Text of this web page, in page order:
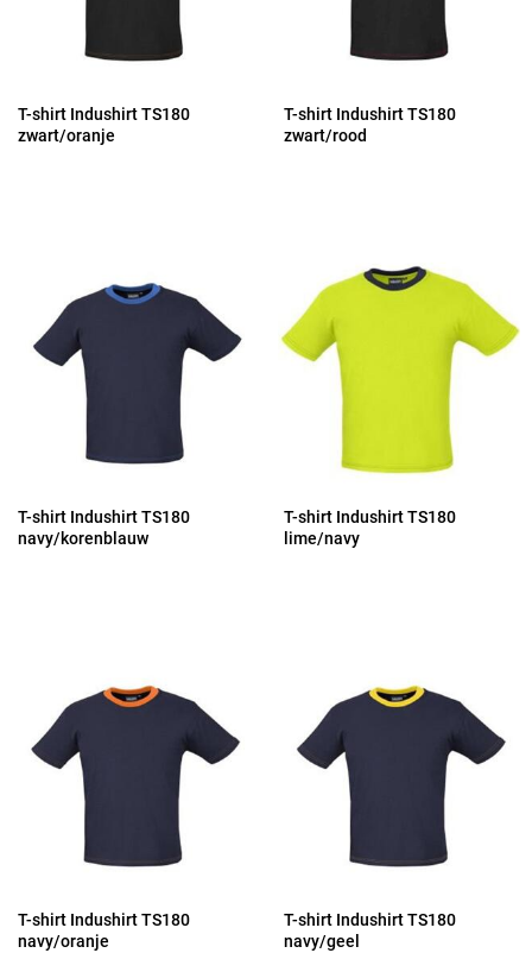
T-shirt Indushirt TS180
zwart/oranje
T-shirt Indushirt TS180
zwart/rood
T-shirt Indushirt TS180
navy/korenblauw
T-shirt Indushirt TS180
lime/navy
T-shirt Indushirt TS180
navy/oranje
T-shirt Indushirt TS180
navy/geel